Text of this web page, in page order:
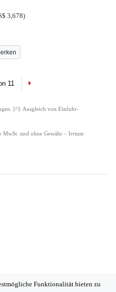
3,678)
11 Next
[^]: Ausgleich von Einfuhr-
MwSt. und ohne Gewähr – Irrtum
Funktionalität bieten zu